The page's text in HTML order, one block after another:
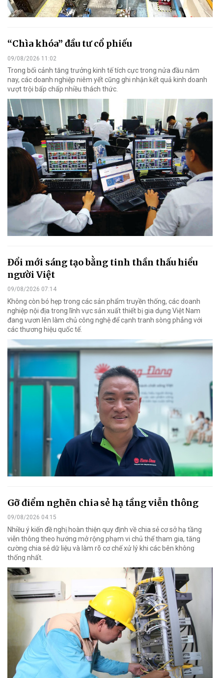
“Chìa khóa” đầu tư cổ phiếu
09/08/2026 11:02
Trong bối cảnh tăng trưởng kinh tế tích cực trong nửa đầu năm
nay, các doanh nghiệp niêm yết cũng ghi nhận kết quả kinh doanh
vượt trội bấp chấp nhiều thách thức.
Đổi mới sáng tạo bằng tinh thần thấu hiểu
người Việt
09/08/2026 07:14
Không còn bó hẹp trong các sản phẩm truyền thống, các doanh
nghiệp nội địa trong lĩnh vực sản xuất thiết bị gia dụng Việt Nam
đang vươn lên làm chủ công nghệ để cạnh tranh sòng phẳng với
các thương hiệu quốc tế.
Gỡ điểm nghẽn chia sẻ hạ tầng viễn thông
09/08/2026 04:15
Nhiều ý kiến đề nghị hoàn thiện quy định về chia sẻ cơ sở hạ tầng
viễn thông theo hướng mở rộng phạm vi chủ thể tham gia, tăng
cường chia sẻ dữ liệu và làm rõ cơ chế xử lý khi các bên không
thống nhất.